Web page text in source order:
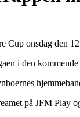
Cup onsdag den
i den
på JFM Play